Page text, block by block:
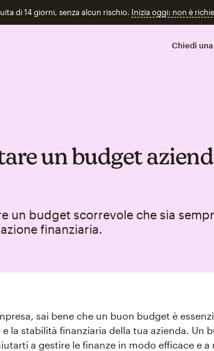
di 14 giorni, senza alcun rischio. Inizia oggi: non è
Chiedi
un budget
un budget scorrevole che sia
finanziaria.
sai bene che un buon budget è
la stabilità finanziaria della tua azienda. Un
a gestire le finanze in modo efficace e a